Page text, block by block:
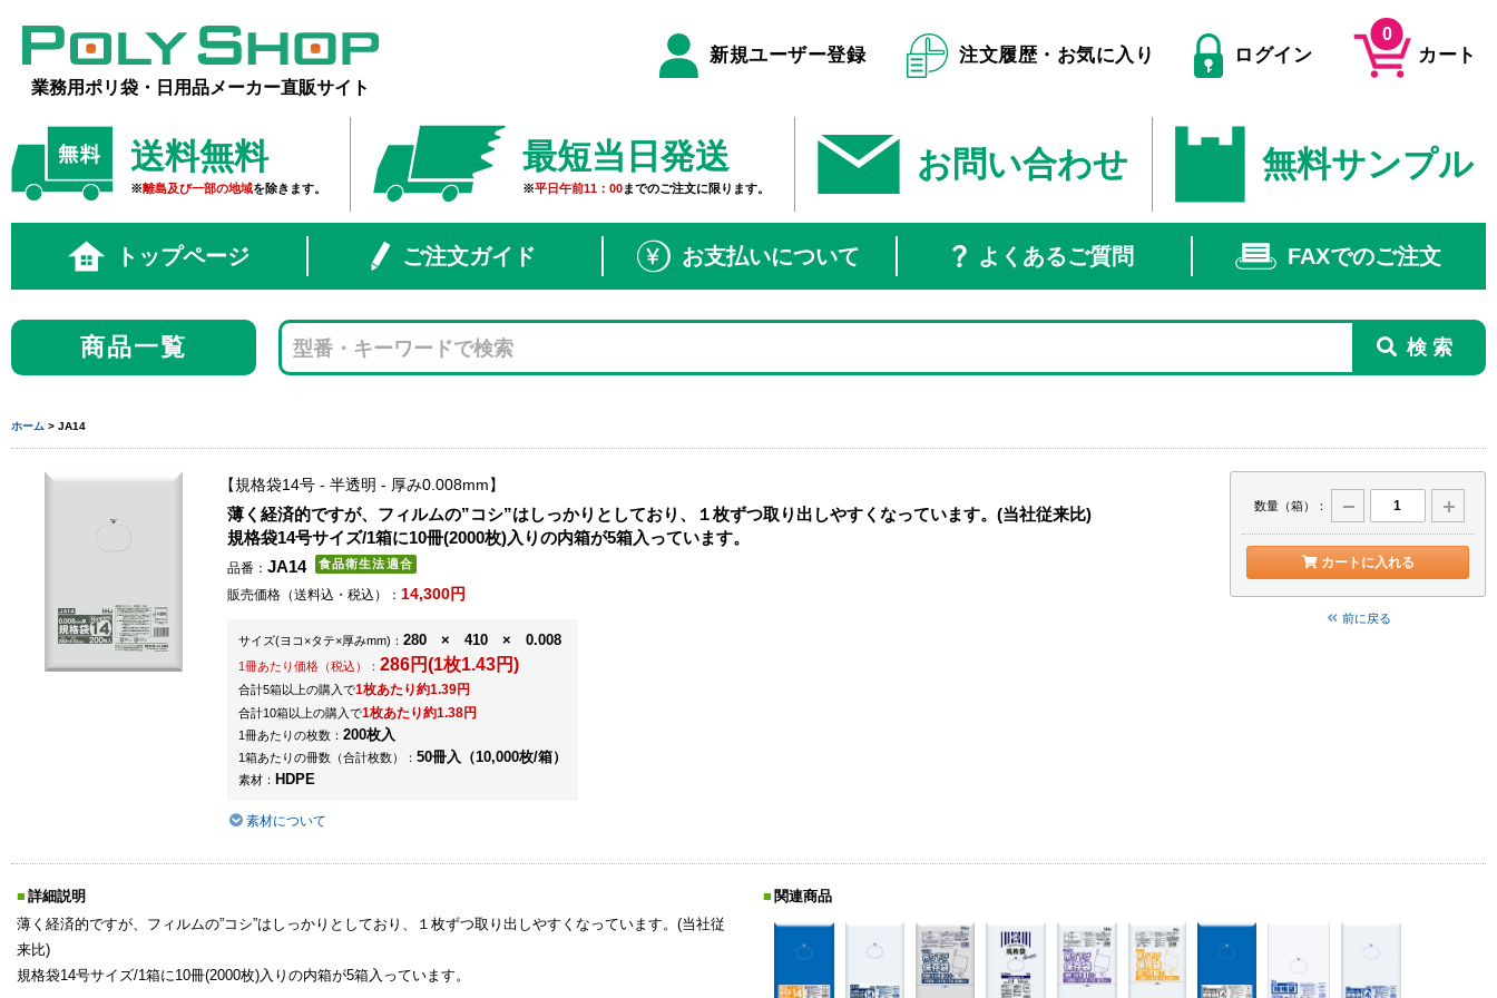
業務用ポリ袋・日用品メーカー直販サイト
新規ユーザー登録 注文履歴・お気に入り ログイン
0
カート
送料無料
※離島及び一部の地域を除きます。
最短当日発送
※平日午前11：00までのご注文に限ります。
お問い合わせ 無料サンプル
トップページ ご注文ガイド お支払いについて よくあるご質問 FAXでのご注文
商品一覧
ホーム > JA14
規格袋14号 - 半透明 - 厚み0.008mm
薄く経済的ですが、フィルムの”コシ”はしっかりとしており、１枚ずつ取り出しやすくなっています。(当社従来比)
規格袋14号サイズ/1箱に10冊(2000枚)入りの内箱が5箱入っています。
品番： JA14
販売価格（送料込・税込）： 14,300円
サイズ(ヨコ×タテ×厚みmm) ： 280 × 410 × 0.008
1冊あたり価格（税込）： 286円(1枚1.43円)
合計5箱以上の購入で1枚あたり約1.39円
合計10箱以上の購入で1枚あたり約1.38円
1冊あたりの枚数： 200枚入
1箱あたりの冊数（合計枚数）： 50冊入（10,000枚/箱）
素材： HDPE
素材について
数量（箱）：
カートに入れる
前に戻る
詳細説明
薄く経済的ですが、フィルムの”コシ”はしっかりとしており、１枚ずつ取り出しやすくなっています。(当社従
来比)
規格袋14号サイズ/1箱に10冊(2000枚)入りの内箱が5箱入っています。
関連商品